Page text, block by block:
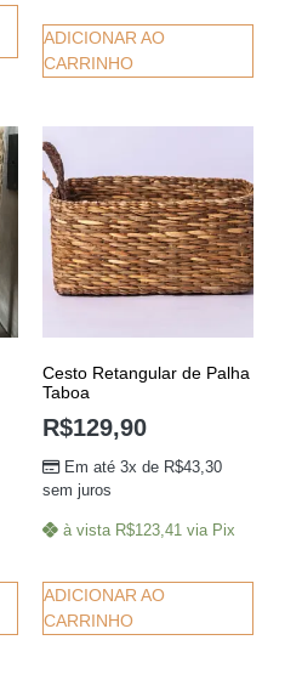
ADICIONAR AO
CARRINHO
Cesto Retangular de Palha
Taboa
R$129,90
Em até 3x de R$43,30
sem juros
à vista R$123,41 via Pix
ADICIONAR AO
CARRINHO